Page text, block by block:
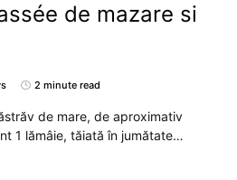
de mazare si
2 minute read
de mare, de aproximativ
1 lămâie, tăiată în jumătate…